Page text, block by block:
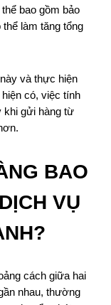
bao gồm bảo
làm tăng tổng
và thực hiện
có, việc tính
khi gửi hàng từ
BAO
VỤ
cách giữa hai
nhau, thường